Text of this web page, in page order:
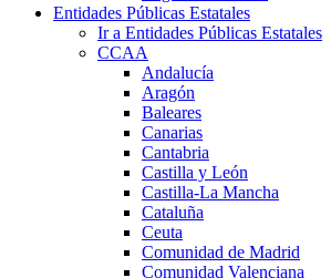
Entidades Públicas Estatales
Ir a Entidades Públicas Estatales
CCAA
Andalucía
Aragón
Baleares
Canarias
Cantabria
Castilla y León
Castilla-La Mancha
Cataluña
Ceuta
Comunidad de Madrid
Comunidad Valenciana